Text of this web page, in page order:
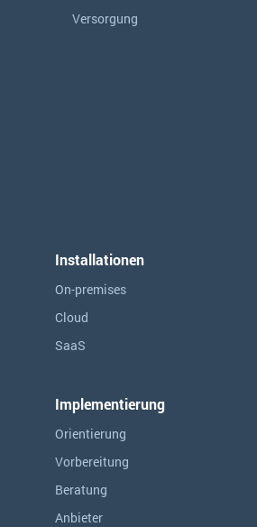
Versorgung
Installationen
On-premises
Cloud
SaaS
Implementierung
Orientierung
Vorbereitung
Beratung
Anbieter